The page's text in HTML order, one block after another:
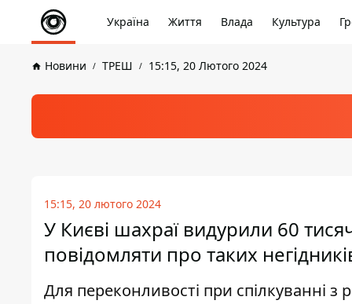
Україна Життя Влада Культура
Новини ТРЕШ 15:15, 20 Лютого 2024
15:15, 20 лютого 2024
У Києві шахраї видурили 60
повідомляти про таких
Для переконливості при спілкуванні